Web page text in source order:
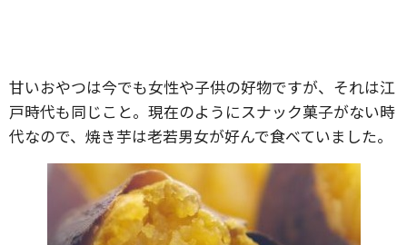
甘いおやつは今でも女性や子供の好物ですが、それは江
戸時代も同じこと。現在のようにスナック菓子がない時
代なので、焼き芋は老若男女が好んで食べていました。